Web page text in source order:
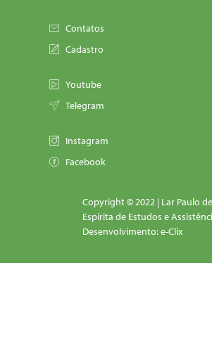
Contatos
Cadastro
Youtube
Telegram
Instagram
Facebook
Copyright © 2022 | Lar Paulo
Espírita de Estudos e
Desenvolvimento: e-Clix